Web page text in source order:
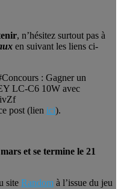
, n’hésitez surtout pas à
en suivant les liens ci-
: Gagner un
LC-C6 10W avec
post (lien ici).
et se termine le 21
site Random à l’issue du jeu